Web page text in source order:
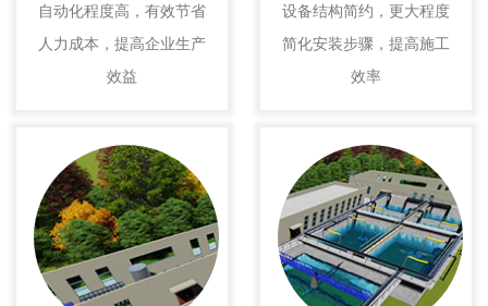
自动化程度高，有效节省
人力成本，提高企业生产
效益
设备结构简约，更大程度
简化安装步骤，提高施工
效率